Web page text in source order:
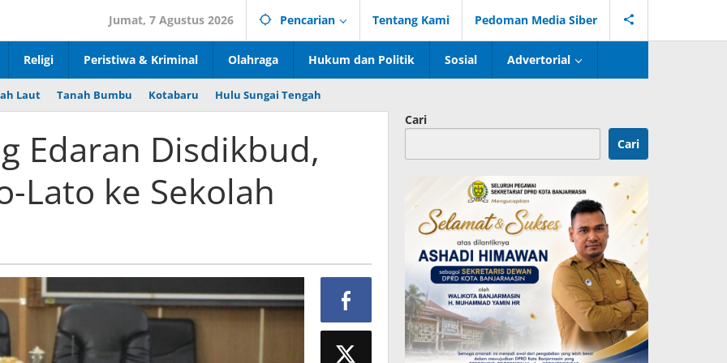
Jumat, 7 Agustus 2026 Pencarian Tentang Kami Pedoman Media Siber
Religi Peristiwa & Kriminal Olahraga Hukum dan Politik Sosial Advertorial
Laut Tanah Bumbu Kotabaru Hulu Sungai Tengah
Edaran Disdikbud,
Lato ke Sekolah
Cari
Cari